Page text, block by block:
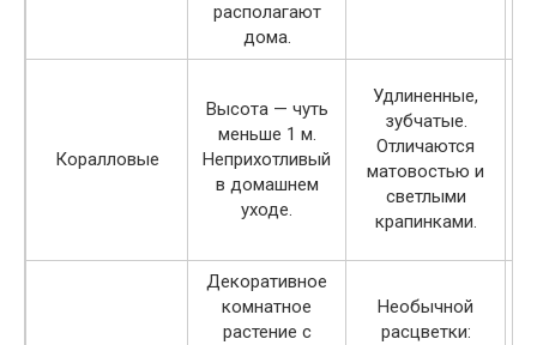
располагают
дома.
Коралловые
Высота — чуть
меньше 1 м.
Неприхотливый
в домашнем
уходе.
Удлиненные,
зубчатые.
Отличаются
матовостью и
светлыми
крапинками.
Декоративное
комнатное
растение с
Необычной
расцветки: